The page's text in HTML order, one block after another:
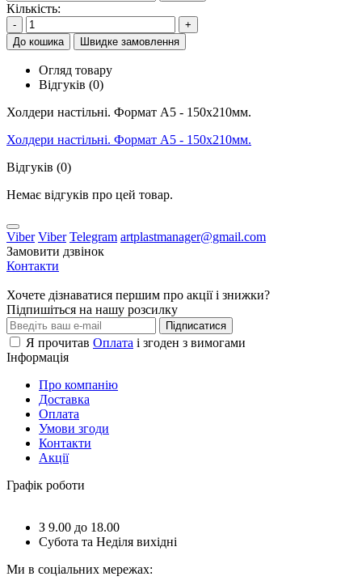
Кількість:
-
+
До кошика
Швидке замовлення
Огляд товару
Відгуків (0)
Холдери настільні. Формат А5 - 150x210мм.
Холдери настільні. Формат А5 - 150x210мм.
Відгуків (0)
Немає відгуків про цей товар.
Viber Viber Telegram artplastmanager@gmail.com
Замовити дзвінок
Контакти
Хочете дізнаватися першим про акції і знижки?
Підпишіться на нашу розсилку
Підписатися
Я прочитав Оплата і згоден з вимогами
Інформація
Про компанію
Доставка
Оплата
Умови згоди
Контакти
Акції
Графік роботи
З 9.00 до 18.00
Субота та Неділя вихідні
Ми в соціальних мережах: